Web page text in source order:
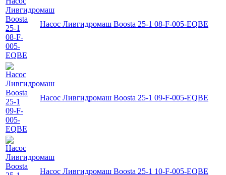
Насос Ливгидромаш Boosta 25-1 08-F-005-EQBE
Насос Ливгидромаш Boosta 25-1 09-F-005-EQBE
Насос Ливгидромаш Boosta 25-1 10-F-005-EQBE